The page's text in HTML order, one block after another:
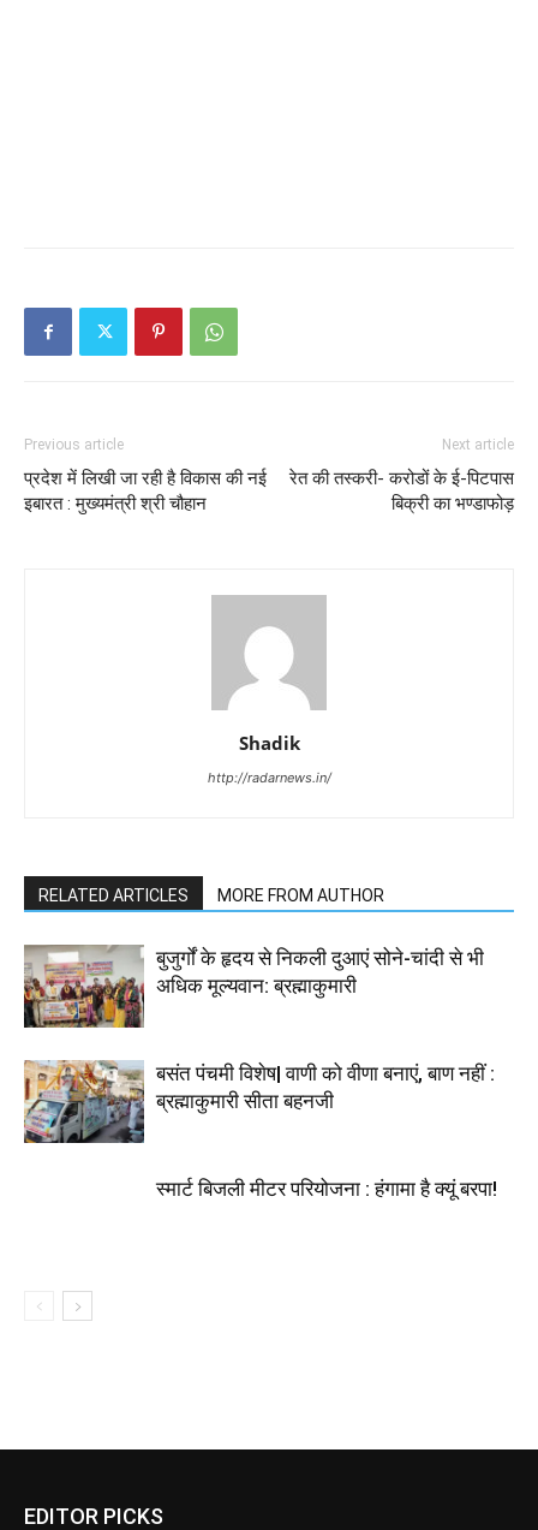
Previous article
प्रदेश में लिखी जा रही है विकास की नई
इबारत : मुख्यमंत्री श्री चौहान
Next article
रेत की तस्करी- करोडों के ई-पिटपास
बिक्री का भण्डाफोड़
Shadik
http://radarnews.in/
RELATED ARTICLES MORE FROM AUTHOR
बुजुर्गों के हृदय से निकली दुआएं सोने-चांदी से भी
अधिक मूल्यवान: ब्रह्माकुमारी
बसंत पंचमी विशेष| वाणी को वीणा बनाएं, बाण नहीं :
ब्रह्माकुमारी सीता बहनजी
स्मार्ट बिजली मीटर परियोजना : हंगामा है क्यूं बरपा!
EDITOR PICKS